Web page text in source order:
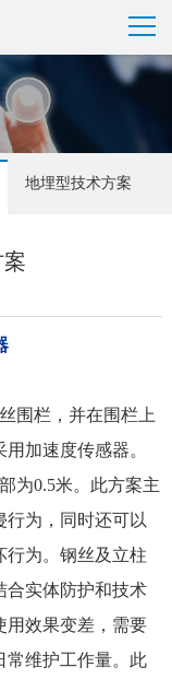
地埋型技术方案
围栏，并在围栏上
加速度传感器。
为0.5米。此方案主
行为，同时还可以
行为。钢丝及立柱
合实体防护和技术
用效果变差，需要
常维护工作量。此